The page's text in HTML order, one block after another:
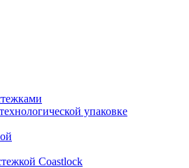
упаковке
Coastlock